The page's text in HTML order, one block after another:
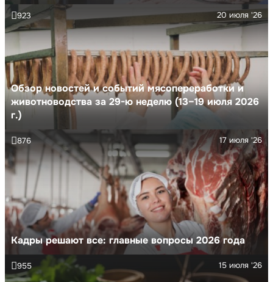
Обзор новостей и событий мясопереработки и
животноводства за 29-ю неделю (13–19 июля 2026
г.)
20 июля '26
923
Кадры решают все: главные вопросы 2026 года
17 июля '26
876
15 июля '26
955